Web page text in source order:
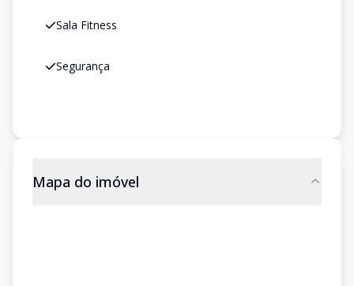
Sala Fitness
Segurança
Mapa do imóvel